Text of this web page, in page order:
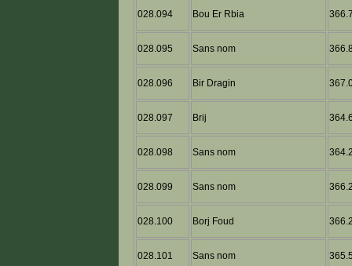
028.094 Bou Er Rbia
028.095 Sans nom
028.096 Bir Dragin
028.097 Brij
028.098 Sans nom
028.099 Sans nom
028.100 Borj Foud
028.101 Sans nom